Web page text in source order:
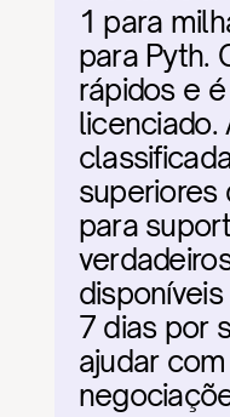
1 para
para Pyth.
rápidos e
superiores
para
7 dias por
ajudar